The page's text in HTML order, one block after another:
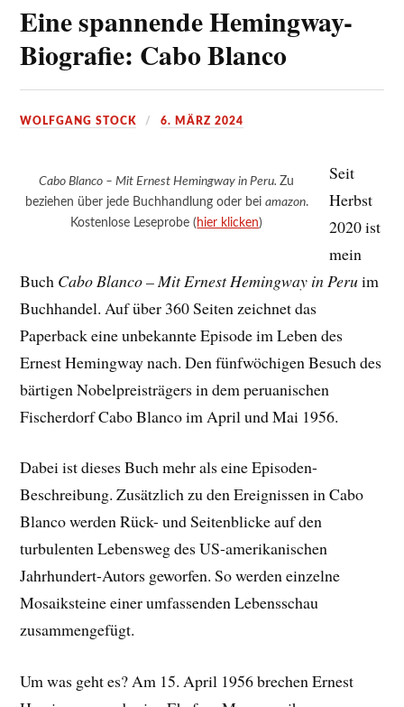
Eine spannende Hemingway-
Biografie: Cabo Blanco
WOLFGANG STOCK 6. MÄRZ 2024
Cabo Blanco – Mit Ernest Hemingway in Peru.Zu
beziehen über jede Buchhandlung oder bei amazon.
Kostenlose Leseprobe ( hier klicken)
Seit
Herbst
2020 ist
mein
Buch Cabo Blanco – Mit Ernest Hemingway in Peruim
Buchhandel. Auf über 360 Seiten zeichnet das
Paperback eine unbekannte Episode im Leben des
Ernest Hemingway nach. Den fünfwöchigen Besuch des
bärtigen Nobelpreisträgers in dem peruanischen
Fischerdorf Cabo Blanco im April und Mai 1956.
Dabei ist dieses Buch mehr als eine Episoden-
Beschreibung. Zusätzlich zu den Ereignissen in Cabo
Blanco werden Rück- und Seitenblicke auf den
turbulenten Lebensweg des US-amerikanischen
Jahrhundert-Autors geworfen. So werden einzelne
Mosaiksteine einer umfassenden Lebensschau
zusammengefügt.
Um was geht es? Am 15. April 1956 brechen Ernest